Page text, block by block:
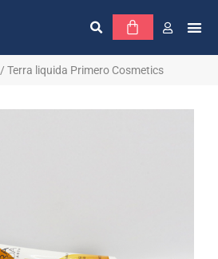
/ Terra liquida Primero Cosmetics